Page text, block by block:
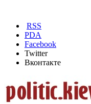
RSS
PDA
Facebook
Twitter
Вконтакте